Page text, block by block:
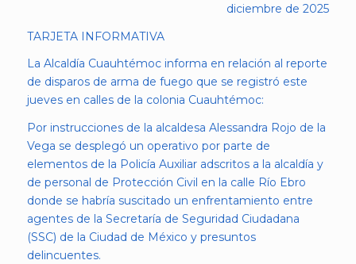
diciembre de 2025
TARJETA INFORMATIVA
La Alcaldía Cuauhtémoc informa en relación al reporte
de disparos de arma de fuego que se registró este
jueves en calles de la colonia Cuauhtémoc:
Por instrucciones de la alcaldesa Alessandra Rojo de la
Vega se desplegó un operativo por parte de
elementos de la Policía Auxiliar adscritos a la alcaldía y
de personal de Protección Civil en la calle Río Ebro
donde se habría suscitado un enfrentamiento entre
agentes de la Secretaría de Seguridad Ciudadana
(SSC) de la Ciudad de México y presuntos
delincuentes.